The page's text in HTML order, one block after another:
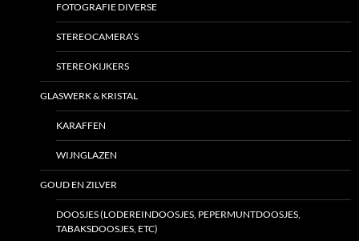
FOTOGRAFIE DIVERSE
STEREOCAMERA’S
STEREOKIJKERS
GLASWERK & KRISTAL
KARAFFEN
WIJNGLAZEN
GOUD EN ZILVER
DOOSJES (LODEREINDOOSJES, PEPERMUNTDOOSJES,
TABAKSDOOSJES, ETC)